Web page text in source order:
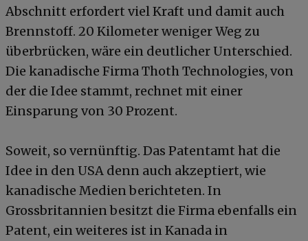
Abschnitt erfordert viel Kraft und damit auch
Brennstoff. 20 Kilometer weniger Weg zu
überbrücken, wäre ein deutlicher Unterschied.
Die kanadische Firma Thoth Technologies, von
der die Idee stammt, rechnet mit einer
Einsparung von 30 Prozent.
Soweit, so vernünftig. Das Patentamt hat die
Idee in den USA denn auch akzeptiert, wie
kanadische Medien berichteten. In
Grossbritannien besitzt die Firma ebenfalls ein
Patent, ein weiteres ist in Kanada in